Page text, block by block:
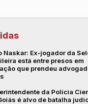
Naskar: Ex-jogador da
está entre presos em
que prendeu
da Polícia
é alvo de batalha